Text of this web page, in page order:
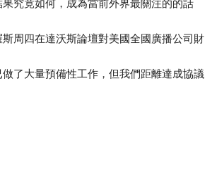
究竟如何，成為當前外界最關注的的話
周四在達沃斯論壇對美國全國廣播公司財
了大量預備性工作，但我們距離達成協議